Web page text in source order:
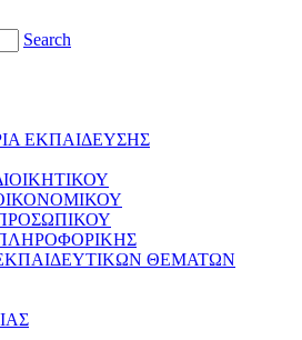
Search
ΕΚΠΑΙΔΕΥΣΗΣ
ΘΕΜΑΤΩΝ